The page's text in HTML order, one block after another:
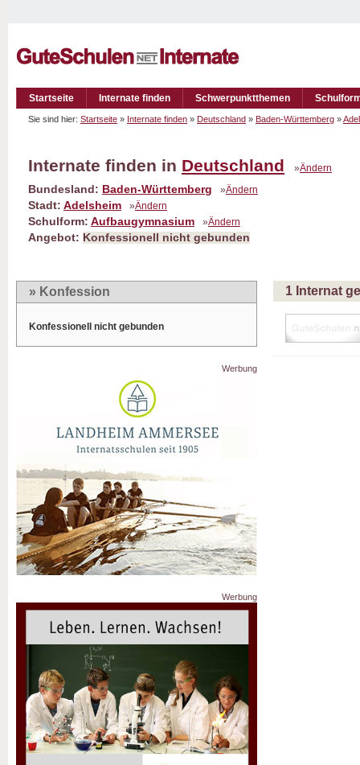
Startseite Internate finden Schwerpunktthemen
Sie sind hier: Startseite » Internate finden » Deutschland » Baden-Württemberg »
Internate finden in Deutschland »Ändern
Bundesland: Baden-Württemberg »Ändern
Stadt: Adelsheim »Ändern
Schulform: Aufbaugymnasium »Ändern
Angebot: Konfessionell nicht gebunden
» Konfession
Konfessionell nicht gebunden
Werbung
Werbung
1 Internat